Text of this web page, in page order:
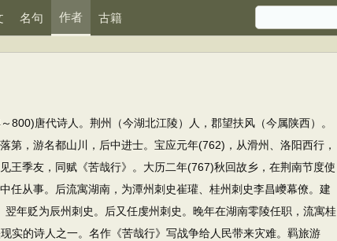
名句 作者 古籍
800)唐代诗人。荆州（今湖北江陵）人，郡望扶风（今属陕西）。
第，游名都山川，后中进士。宝应元年(762)，从滑州、洛阳西行，
王季友，同赋《苦哉行》。大历二年(767)秋回故乡，在荆南节度使
任从事。后流寓湖南，为潭州刺史崔瓘、桂州刺史李昌巙幕僚。建
年贬为辰州刺史。后又任虔州刺史。晚年在湖南零陵任职，流寓桂
实的诗人之一。名作《苦哉行》写战争给人民带来灾难。羁旅游